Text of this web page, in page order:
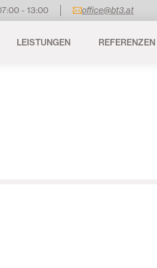
- 13:00 office@bt3.at
LEISTUNGEN REFERENZEN